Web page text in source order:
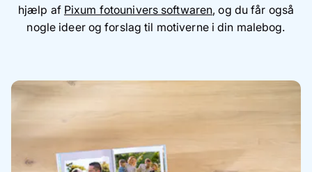
hjælp af Pixum fotounivers softwaren, og du får også
nogle ideer og forslag til motiverne i din malebog.